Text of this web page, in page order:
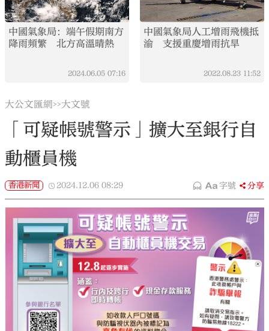
中國氣象局：端午假期南方
降雨頻繁 北方高溫晴熱
2024.06.05 07:16
中國氣象局人工增雨飛機抵
渝 支援重慶增雨抗旱
2022.08.23 11:52
大公文匯網>>大文號
「可疑帳號警示」擴大至銀行自
動櫃員機
香港新聞 2024.12.06 08:29 字號 分享